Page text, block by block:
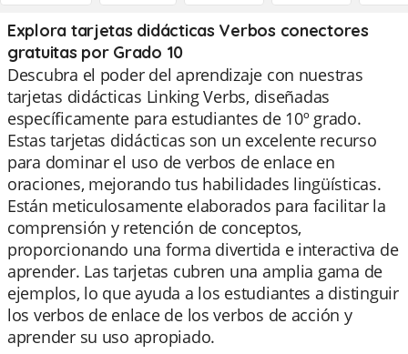
Explora tarjetas didácticas Verbos conectores
gratuitas por Grado 10
Descubra el poder del aprendizaje con nuestras
tarjetas didácticas Linking Verbs, diseñadas
específicamente para estudiantes de 10º grado.
Estas tarjetas didácticas son un excelente recurso
para dominar el uso de verbos de enlace en
oraciones, mejorando tus habilidades lingüísticas.
Están meticulosamente elaborados para facilitar la
comprensión y retención de conceptos,
proporcionando una forma divertida e interactiva de
aprender. Las tarjetas cubren una amplia gama de
ejemplos, lo que ayuda a los estudiantes a distinguir
los verbos de enlace de los verbos de acción y
aprender su uso apropiado.